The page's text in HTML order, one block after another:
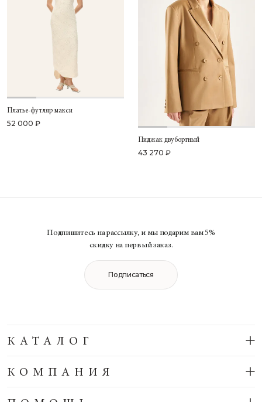
Платье-футляр макси
52 000 ₽
Пиджак двубортный
43 270 ₽
Подпишитесь на рассылку, и мы подарим вам 5%
скидку на первый заказ.
Подписаться
КАТАЛОГ
КОМПАНИЯ